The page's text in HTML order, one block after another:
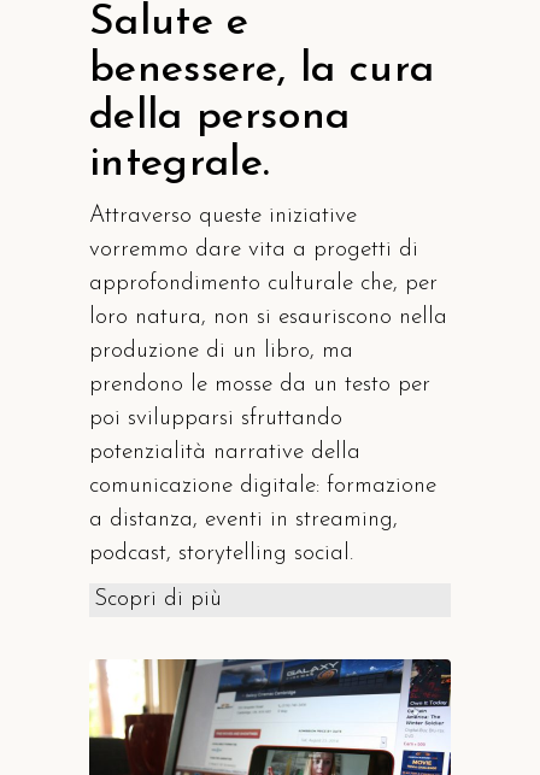
Salute e
benessere, la cura
della persona
integrale.
Attraverso queste iniziative
vorremmo dare vita a progetti di
approfondimento culturale che, per
loro natura, non si esauriscono nella
produzione di un libro, ma
prendono le mosse da un testo per
poi svilupparsi sfruttando
potenzialità narrative della
comunicazione digitale: formazione
a distanza, eventi in streaming,
podcast, storytelling social.​
Scopri di più